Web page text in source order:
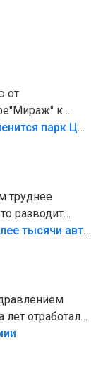
от
к
бордюры
Глава Тольятти рассказал, как изменится парк Центрального района
труднее
разводит
полно
В тольяттинский лес не пустили более тысячи автомобилей
отработали